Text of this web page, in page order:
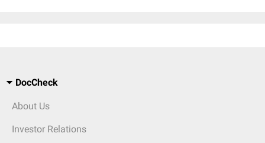
DocCheck
About Us
Investor Relations